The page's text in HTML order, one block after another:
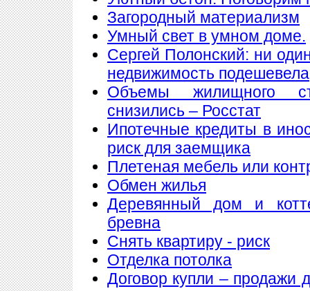
Загородный материализм
Умный свет в умном доме.
Сергей Полонский: ни
недвижимость подешевела
Объемы жилищного
снизились – Росстат
Ипотечные кредиты в
риск для заемщика
Плетеная мебель или
Обмен жилья
Деревянный дом и
бревна
Снять квартиру - риск
Отделка потолка
Договор купли – продажи